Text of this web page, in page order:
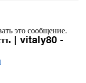
это сообщение.
| vitaly80 -